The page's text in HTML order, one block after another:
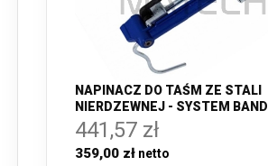
NAPINACZ DO TAŚM ZE STALI
NIERDZEWNEJ - SYSTEM BAND
441,57 zł
359,00 zł